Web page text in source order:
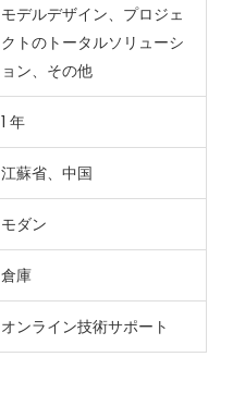
モデルデザイン、プロジェ
クトのトータルソリューシ
ョン、その他
1 年
江蘇省、中国
モダン
倉庫
オンライン技術サポート